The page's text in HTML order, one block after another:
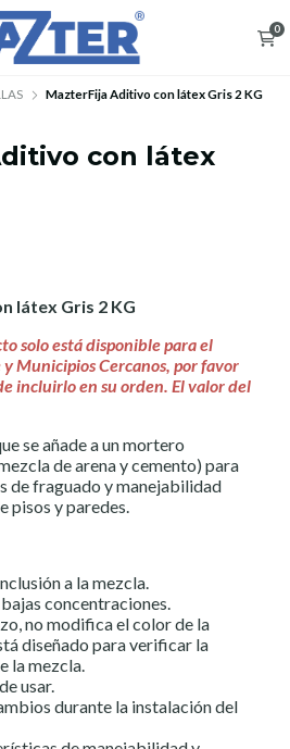
0
MazterFija Aditivo con látex Gris 2 KG
con látex
látex Gris 2 KG
solo está disponible para el
Municipios Cercanos, por favor
incluirlo en su orden. El valor del
se añade a un mortero
de arena y cemento) para
de fraguado y manejabilidad
pisos y paredes.
a la mezcla.
concentraciones.
no modifica el color de la
diseñado para verificar la
la mezcla.
usar.
durante la instalación del